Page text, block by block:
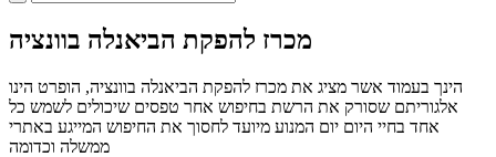
מכרז להפקת הביאנלה בוונציה
הינך בעמוד אשר מציג את מכרז להפקת הביאנלה בוונציה, הופרט הינו
אלגוריתם שסורק את הרשת בחיפוש אחר טפסים שיכולים לשמש כל
אחד בחיי היום יום המנוע מיועד לחסוך את החיפוש המייגע באתרי
ממשלה וכדומה